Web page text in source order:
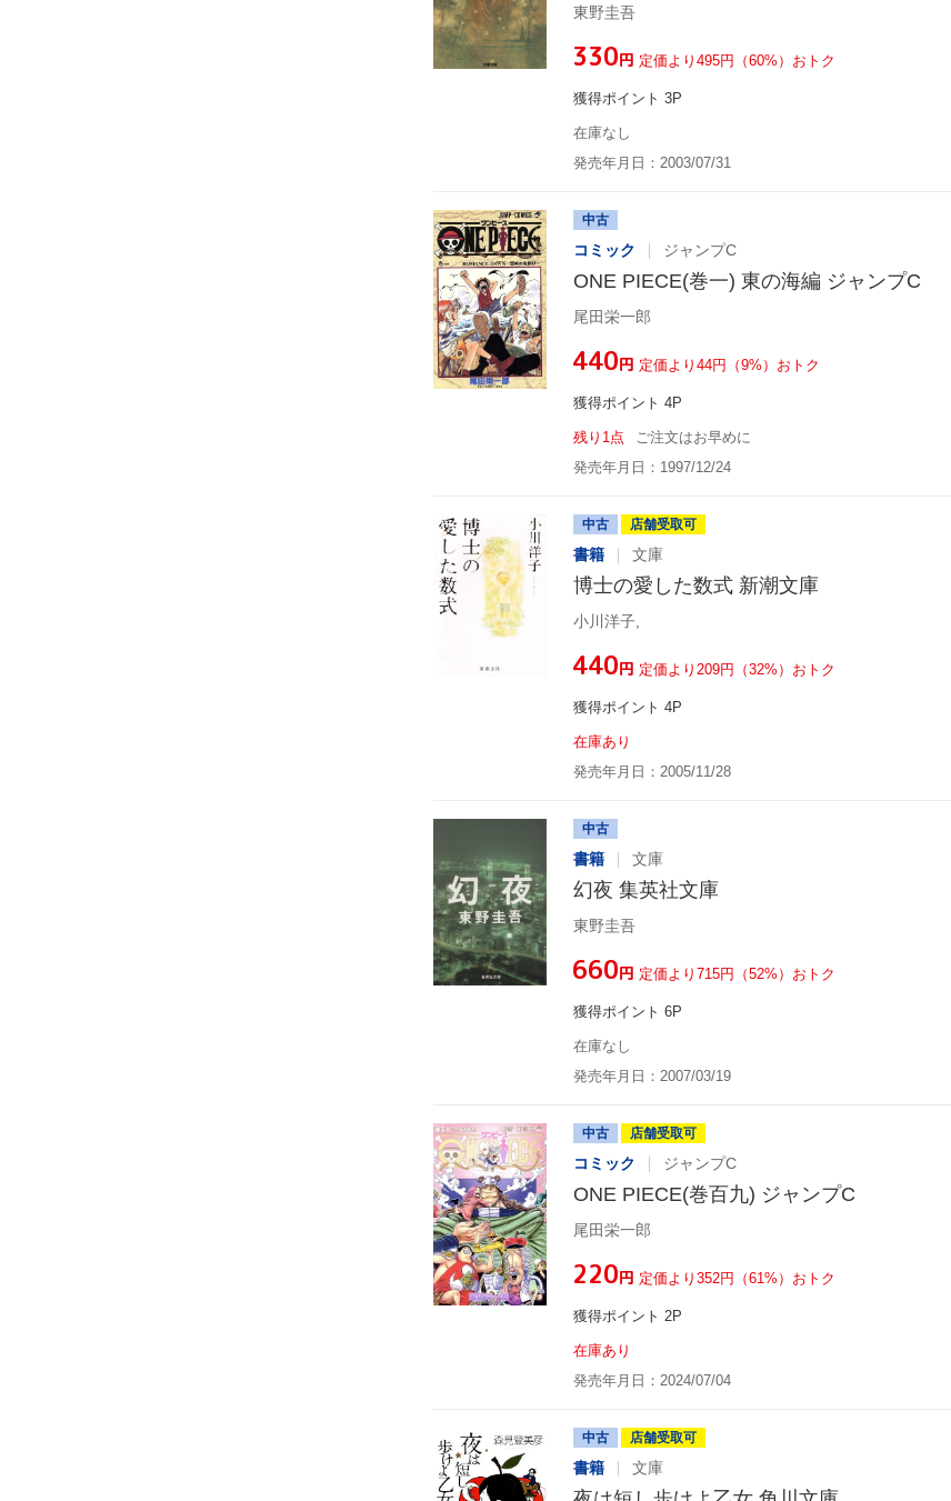
東野圭吾
¥330円 定価より495円（60%）おトク
獲得ポイント 3P
在庫なし
発売年月日：2003/07/31
中古
コミック ジャンプC
ONE PIECE(巻一) 東の海編 ジャンプC
尾田栄一郎
¥440円 定価より44円（9%）おトク
獲得ポイント 4P
残り1点
ご注文はお早めに
発売年月日：1997/12/24
中古 店舗受取可
書籍 文庫
博士の愛した数式 新潮文庫
小川洋子,
¥440円 定価より209円（32%）おトク
獲得ポイント 4P
在庫あり
発売年月日：2005/11/28
中古
書籍 文庫
幻夜 集英社文庫
東野圭吾
¥660円 定価より715円（52%）おトク
獲得ポイント 6P
在庫なし
発売年月日：2007/03/19
中古 店舗受取可
コミック ジャンプC
ONE PIECE(巻百九) ジャンプC
尾田栄一郎
¥220円 定価より352円（61%）おトク
獲得ポイント 2P
在庫あり
発売年月日：2024/07/04
中古 店舗受取可
書籍 文庫